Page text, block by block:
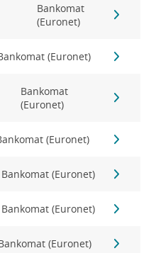
Bankomat
(Euronet)
(Euronet)
Bankomat
(Euronet)
(Euronet)
Bankomat (Euronet)
Bankomat (Euronet)
(Euronet)